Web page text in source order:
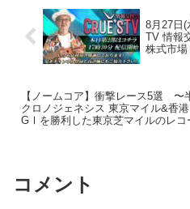
8月27日(
TV 情報
株式市場
【ノームコア】衝撃レース5選 〜
クロノジェネシス 東京マイル&香
GⅠを勝利した東京芝マイルのレコ
コメント